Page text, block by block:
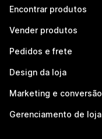
Encontrar produtos
Vender produtos
Pedidos e frete
Design da loja
Marketing e conversão
Gerenciamento de loja